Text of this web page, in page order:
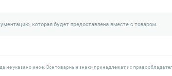
которая будет предоставлена вместе с товаром.
не указано иное. Все товарные знаки принадлежат их